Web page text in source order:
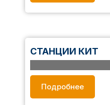
ЭКО и ГРУНТ для разных
Все системы проходят
СТАНЦИИ КИТ
дач с
сезонного и
септики проходят
Подробнее